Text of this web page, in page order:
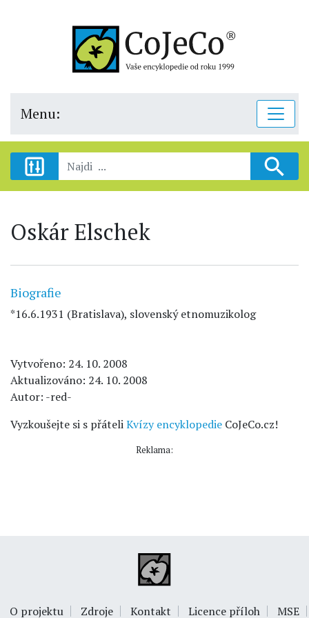
Menu:
Oskár Elschek
Biografie
*16.6.1931 (Bratislava), slovenský etnomuzikolog
Vytvořeno: 24. 10. 2008
Aktualizováno: 24. 10. 2008
Autor: -red-
Vyzkoušejte si s přáteliKvízy encyklopedie CoJeCo.cz!
Reklama:
O projektu Zdroje Kontakt Licence příloh MSE